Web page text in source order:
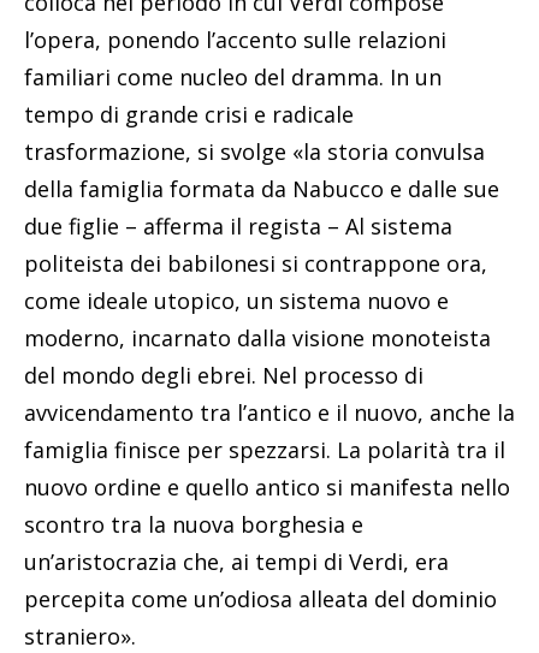
l’opera, ponendo l’accento sulle relazioni
familiari come nucleo del dramma. In un
tempo di grande crisi e radicale
trasformazione, si svolge «la storia convulsa
della famiglia formata da Nabucco e dalle sue
due figlie – afferma il regista – Al sistema
politeista dei babilonesi si contrappone ora,
come ideale utopico, un sistema nuovo e
moderno, incarnato dalla visione monoteista
del mondo degli ebrei. Nel processo di
avvicendamento tra l’antico e il nuovo, anche la
famiglia finisce per spezzarsi. La polarità tra il
nuovo ordine e quello antico si manifesta nello
scontro tra la nuova borghesia e
un’aristocrazia che, ai tempi di Verdi, era
percepita come un’odiosa alleata del dominio
straniero».